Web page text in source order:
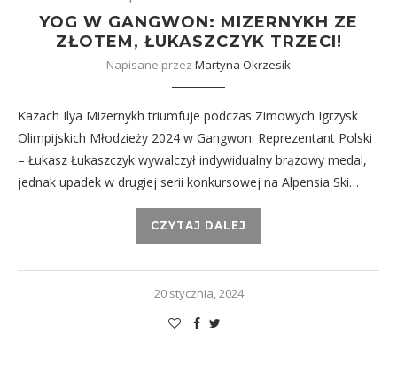
YOG W GANGWON: MIZERNYKH ZE
ZŁOTEM, ŁUKASZCZYK TRZECI!
Napisane przez Martyna Okrzesik
Kazach Ilya Mizernykh triumfuje podczas Zimowych Igrzysk
Olimpijskich Młodzieży 2024 w Gangwon. Reprezentant Polski
– Łukasz Łukaszczyk wywalczył indywidualny brązowy medal,
jednak upadek w drugiej serii konkursowej na Alpensia Ski…
CZYTAJ DALEJ
20 stycznia, 2024